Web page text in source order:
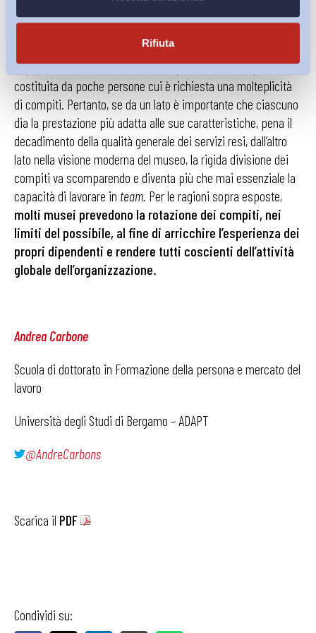
Rifiuta
precisi e complessi di cui non sempre si parla nelle aule
universitarie. Ciò posto, occorre sottolineare come le
attitudini e i talenti individuali assumono una particolare
importanza in una struttura come quella museale, spesso
costituita da poche persone cui è richiesta una molteplicità
di compiti. Pertanto, se da un lato è importante che ciascuno
dia la prestazione più adatta alle sue caratteristiche, pena il
decadimento della qualità generale dei servizi resi, dall’altro
lato nella visione moderna del museo, la rigida divisione dei
compiti va scomparendo e diventa più che mai essenziale la
capacità di lavorare in team. Per le ragioni sopra esposte,
molti musei prevedono la rotazione dei compiti, nei
limiti del possibile, al fine di arricchire l’esperienza dei
propri dipendenti e rendere tutti coscienti dell’attività
globale dell’organizzazione.
Andrea Carbone
Scuola di dottorato in Formazione della persona e mercato del
lavoro
Università degli Studi di Bergamo – ADAPT
@AndreCarbons
Scarica il PDF
Condividi su: